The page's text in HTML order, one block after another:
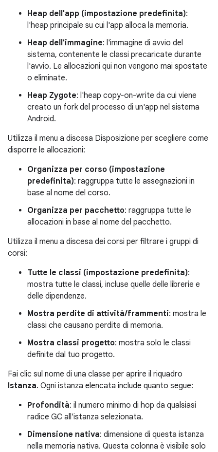
Heap dell'app (impostazione predefinita):
l'heap principale su cui l'app alloca la memoria.
Heap dell'immagine: l'immagine di avvio del
sistema, contenente le classi precaricate durante
l'avvio. Le allocazioni qui non vengono mai spostate
o eliminate.
Heap Zygote: l'heap copy-on-write da cui viene
creato un fork del processo di un'app nel sistema
Android.
Utilizza il menu a discesa Disposizione per scegliere come
disporre le allocazioni:
Organizza per corso (impostazione
predefinita): raggruppa tutte le assegnazioni in
base al nome del corso.
Organizza per pacchetto: raggruppa tutte le
allocazioni in base al nome del pacchetto.
Utilizza il menu a discesa dei corsi per filtrare i gruppi di
corsi:
Tutte le classi (impostazione predefinita):
mostra tutte le classi, incluse quelle delle librerie e
delle dipendenze.
Mostra perdite di attività/frammenti: mostra le
classi che causano perdite di memoria.
Mostra classi progetto: mostra solo le classi
definite dal tuo progetto.
Fai clic sul nome di una classe per aprire il riquadro
Istanza. Ogni istanza elencata include quanto segue:
Profondità: il numero minimo di hop da qualsiasi
radice GC all'istanza selezionata.
Dimensione nativa: dimensione di questa istanza
nella memoria nativa. Questa colonna è visibile solo